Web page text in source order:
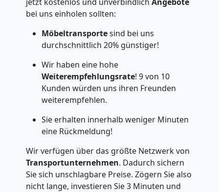
bei uns einholen sollten:
Möbeltransportesind bei uns
durchschnittlich 20% günstiger!
Wir haben eine hohe
Weiterempfehlungsrate! 9 von 10
Kunden würden uns ihren Freunden
weiterempfehlen.
Sie erhalten innerhalb weniger Minuten
eine Rückmeldung!
Wir verfügen über das größte Netzwerk von
Transportunternehmen. Dadurch sichern
Sie sich unschlagbare Preise. Zögern Sie also
nicht lange, investieren Sie 3 Minuten und